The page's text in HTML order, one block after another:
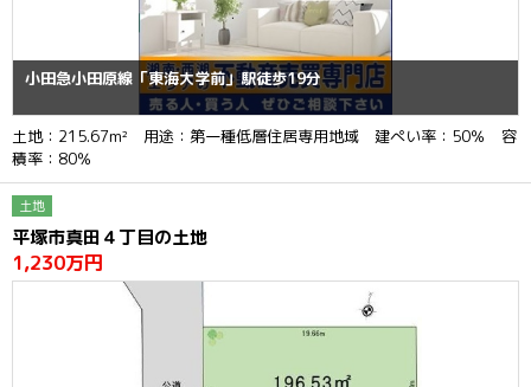
小田急小田原線「東海大学前」駅徒歩19分
土地：215.67m² 用途：第一種低層住居専用地域 建ぺい率：50％ 容
積率：80％
土地
平塚市真田４丁目の土地
1,230万円